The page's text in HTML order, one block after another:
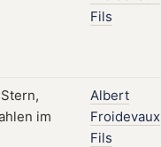
Fils
Albert
Froidevaux
Fils